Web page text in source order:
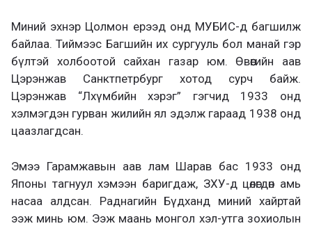
Миний эхнэр Цолмон ерээд онд МУБИС-д багшилж
байлаа. Тиймээс Багшийн их сургууль бол манай гэр
бүлтэй холбоотой сайхан газар юм. Өвөөгийн аав
Цэрэнжав Санктпетрбург хотод сурч байж.
Цэрэнжав “Лхүмбийн хэрэг” гэгчид 1933 онд
хэлмэгдэн гурван жилийн ял эдэлж гараад 1938 онд
цаазлагдсан.
Эмээ Гарамжавын аав лам Шарав бас 1933 онд
Японы тагнуул хэмээн баригдаж, ЗХУ-д цөлөгдөн амь
насаа алдсан. Раднагийн Бүдханд миний хайртай
ээж минь юм. Ээж маань монгол хэл-утга зохиолын